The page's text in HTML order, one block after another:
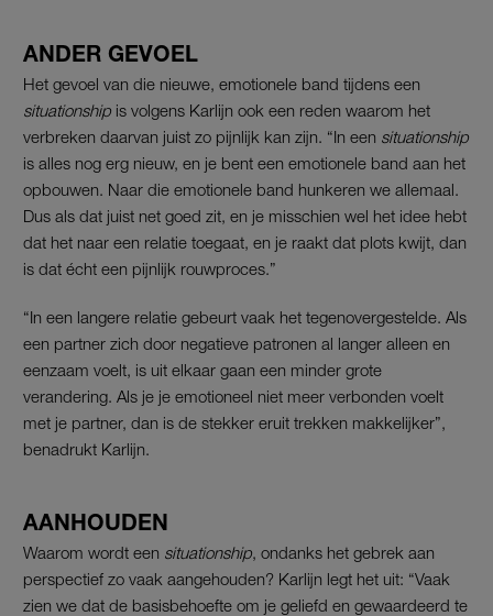
ANDER GEVOEL
Het gevoel van die nieuwe, emotionele band tijdens een
situationship is volgens Karlijn ook een reden waarom het
verbreken daarvan juist zo pijnlijk kan zijn. “In een situationship
is alles nog erg nieuw, en je bent een emotionele band aan het
opbouwen. Naar die emotionele band hunkeren we allemaal.
Dus als dat juist net goed zit, en je misschien wel het idee hebt
dat het naar een relatie toegaat, en je raakt dat plots kwijt, dan
is dat écht een pijnlijk rouwproces.”
“In een langere relatie gebeurt vaak het tegenovergestelde. Als
een partner zich door negatieve patronen al langer alleen en
eenzaam voelt, is uit elkaar gaan een minder grote
verandering. Als je je emotioneel niet meer verbonden voelt
met je partner, dan is de stekker eruit trekken makkelijker”,
benadrukt Karlijn.
AANHOUDEN
Waarom wordt een situationship , ondanks het gebrek aan
perspectief zo vaak aangehouden? Karlijn legt het uit: “Vaak
zien we dat de basisbehoefte om je geliefd en gewaardeerd te